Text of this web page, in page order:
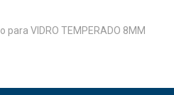
VIDRO TEMPERADO 8MM